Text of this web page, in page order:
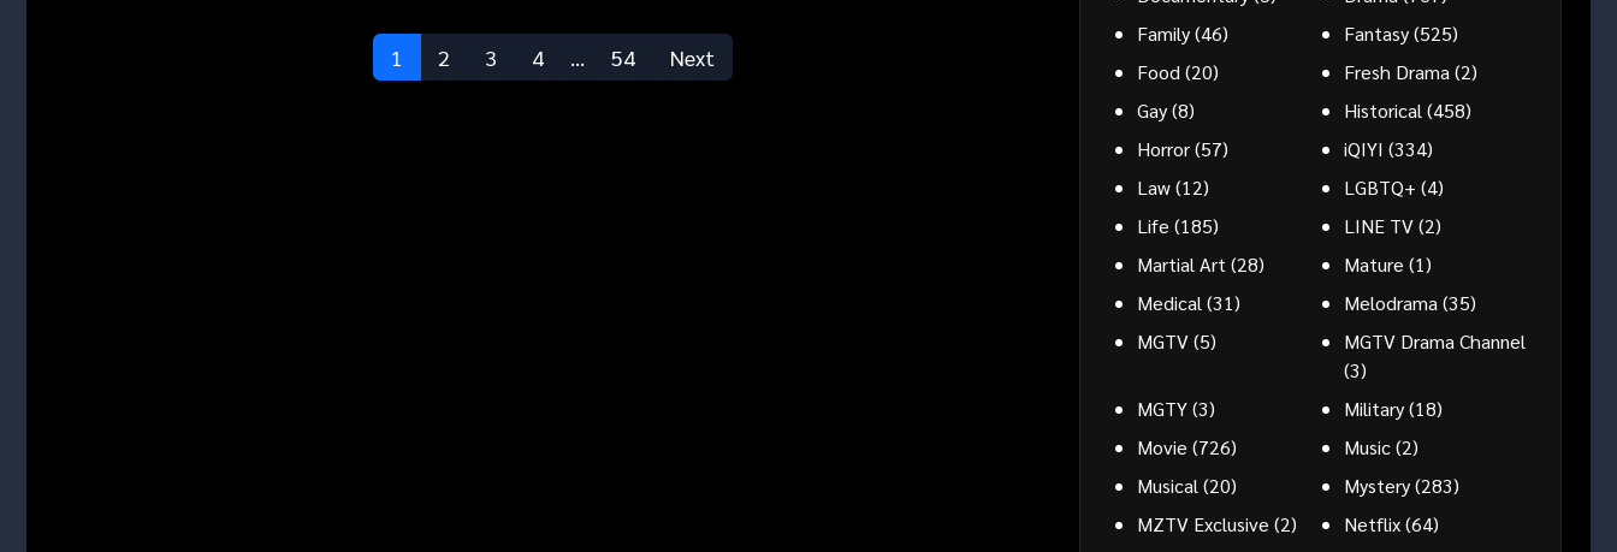
1 2 3 4 … 54 Next
Family(46) Fantasy(525)
Food(20) Fresh Drama(2)
Gay(8) Historical(458)
Horror(57) iQIYI (334)
Law(12) LGBTQ+ (4)
Life (185) LINE TV(2)
Martial Art(28) Mature (1)
Medical(31) Melodrama(35)
MGTV(5)
MGTV Drama Channel
(3)
MGTY(3) Military(18)
Movie (726) Music(2)
Musical(20) Mystery(283)
MZTV Exclusive (2) Netflix(64)